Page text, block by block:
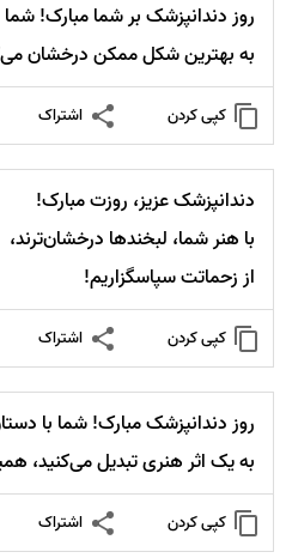
روز دندانپزشک بر شما مبارک! شما
به بهترین شکل ممکن درخشان
کپی کردن اشتراک
دندانپزشک عزیز، روزت مبارک!
با هنر شما، لبخندها درخشان‌ترند،
از زحماتت سپاسگزاریم!
کپی کردن اشتراک
روز دندانپزشک مبارک! شما با
به یک اثر هنری تبدیل می‌کنید،
کپی کردن اشتراک